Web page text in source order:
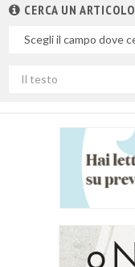
CERCA UN ARTICOLO
Nel
Cerca